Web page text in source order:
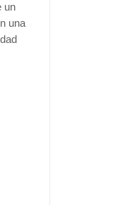
un
una